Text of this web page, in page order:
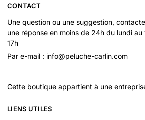
CONTACT
Une question ou une suggestion,
une réponse en moins de 24h du lundi
17h
Par e-mail : info@peluche-carlin.com
Cette boutique appartient à une
LIENS UTILES